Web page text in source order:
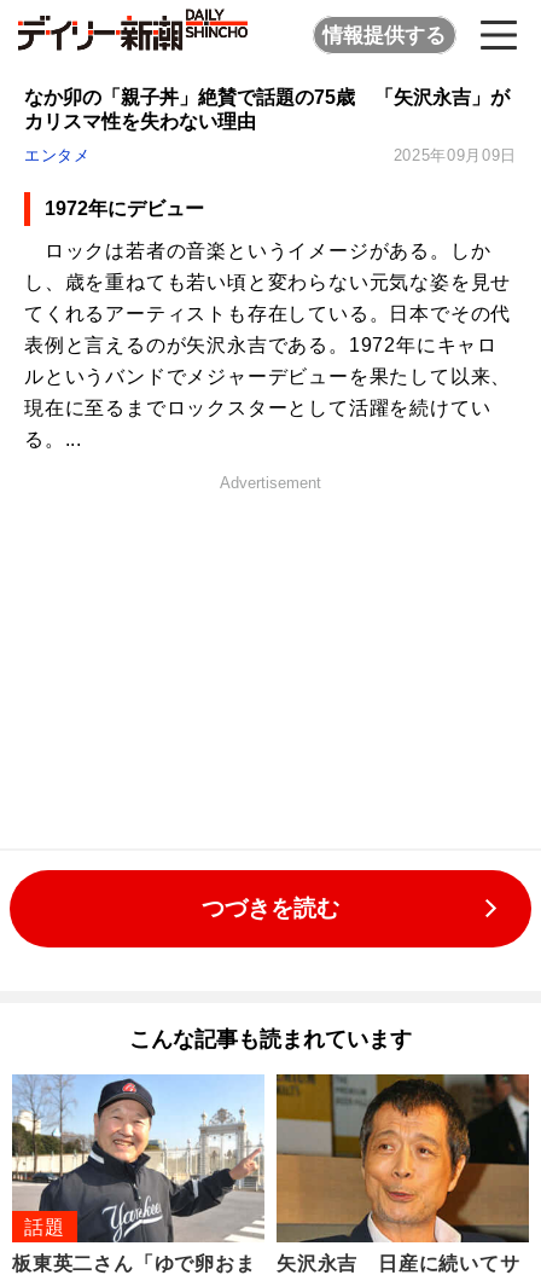
情報提供する
なか卯の「親子丼」絶賛で話題の75歳 「矢沢永吉」が
カリスマ性を失わない理由
エンタメ 2025年09月09日
1972年にデビュー
ロックは若者の音楽というイメージがある。しか
し、歳を重ねても若い頃と変わらない元気な姿を見せ
てくれるアーティストも存在している。日本でその代
表例と言えるのが矢沢永吉である。1972年にキャロ
ルというバンドでメジャーデビューを果たして以来、
現在に至るまでロックスターとして活躍を続けてい
る。...
Advertisement
つづきを読む
こんな記事も読まれています
話題
板東英二さん「ゆで卵おま
矢沢永吉 日産に続いてサ